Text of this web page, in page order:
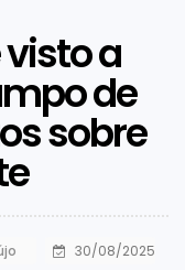
visto a
de
sobre
30/08/2025